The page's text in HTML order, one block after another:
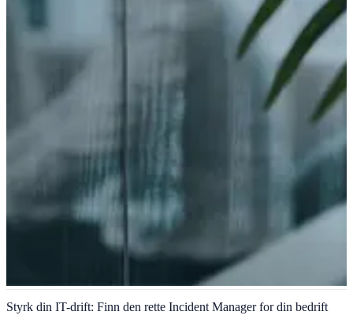
Hendelseshåndtering og løsning
Styrk din IT-drift: Finn den rette Incident Manager for din bedrift